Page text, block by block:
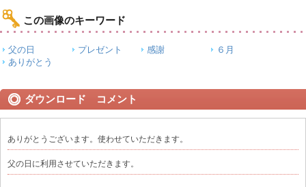
この画像のキーワード
父の日 プレゼント 感謝
６月
ありがとう
ダウンロード コメント
ありがとうございます。使わせていただきます。
父の日に利用させていただきます。